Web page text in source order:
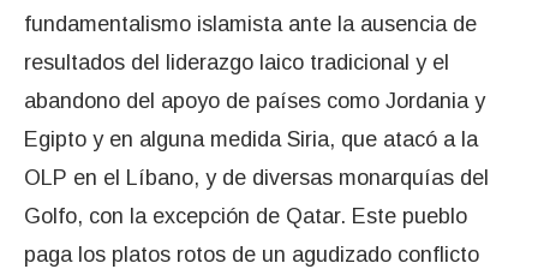
fundamentalismo islamista ante la ausencia de
resultados del liderazgo laico tradicional y el
abandono del apoyo de países como Jordania y
Egipto y en alguna medida Siria, que atacó a la
OLP en el Líbano, y de diversas monarquías del
Golfo, con la excepción de Qatar. Este pueblo
paga los platos rotos de un agudizado conflicto